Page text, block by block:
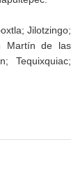
Jilotzingo;
Martín de las
Tequixquiac;